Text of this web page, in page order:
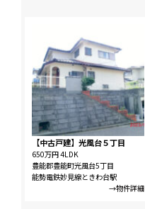
【中古戸建】光風台５丁目
650万円4LDK
豊能郡豊能町光風台5丁目
能勢電鉄妙見線ときわ台駅
→物件詳細